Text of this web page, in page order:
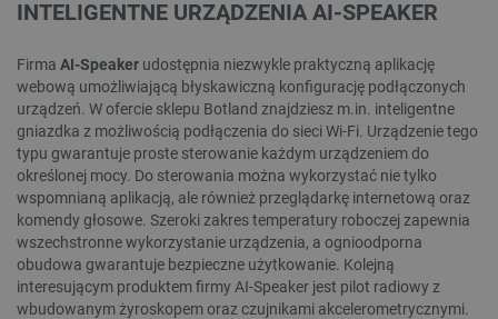
INTELIGENTNE URZĄDZENIA AI-SPEAKER
Firma AI-Speaker udostępnia niezwykle praktyczną aplikację
webową umożliwiającą błyskawiczną konfigurację podłączonych
urządzeń. W ofercie sklepu Botland znajdziesz m.in. inteligentne
gniazdka z możliwością podłączenia do sieci Wi-Fi. Urządzenie tego
typu gwarantuje proste sterowanie każdym urządzeniem do
określonej mocy. Do sterowania można wykorzystać nie tylko
wspomnianą aplikacją, ale również przeglądarkę internetową oraz
komendy głosowe. Szeroki zakres temperatury roboczej zapewnia
wszechstronne wykorzystanie urządzenia, a ognioodporna
obudowa gwarantuje bezpieczne użytkowanie. Kolejną
interesującym produktem firmy AI-Speaker jest pilot radiowy z
wbudowanym żyroskopem oraz czujnikami akcelerometrycznymi.